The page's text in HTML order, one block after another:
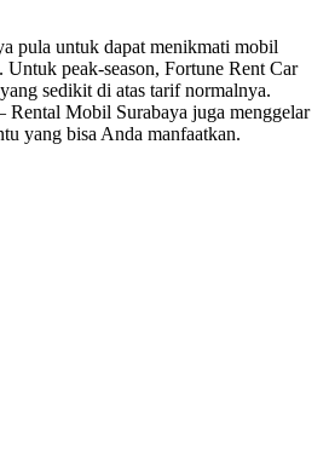
pula untuk dapat menikmati mobil
Untuk peak-season, Fortune Rent Car
sedikit di atas tarif normalnya.
Rental Mobil Surabaya juga menggelar
yang bisa Anda manfaatkan.